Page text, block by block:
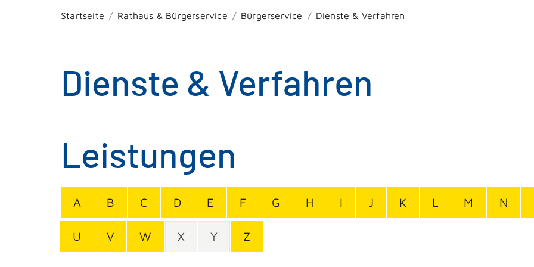
Startseite Rathaus & Bürgerservice Bürgerservice Dienste & Verfahren
Dienste & Verfahren
Leistungen
A B C D E F G H I J K L M N
U V W X Y Z